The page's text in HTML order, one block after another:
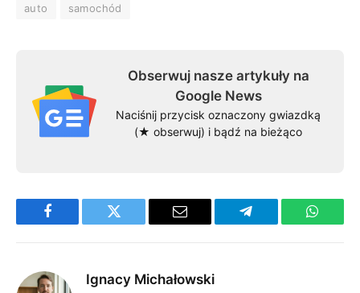
auto samochód
Obserwuj nasze artykuły na
Google News
Naciśnij przycisk oznaczony gwiazdką
(★ obserwuj) i bądź na bieżąco
Facebook Twitter Email Telegram
Ignacy Michałowski